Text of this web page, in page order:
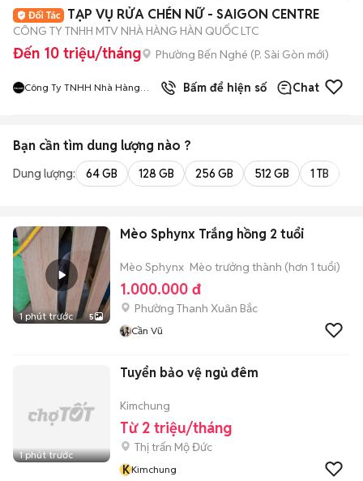
TẠP VỤ RỬA CHÉN NỮ - SAIGON CENTRE
CÔNG TY TNHH MTV NHÀ HÀNG HÀN QUỐC LTC
Đến 10 triệu/tháng Phường Bến Nghé (P. Sài Gòn mới)
Công Ty TNHH Nhà Hàng
9đã bán
Bấm để hiện số Chat
Bạn cần tìm dung lượng nào ?
Dung lượng: 64 GB 128 GB 256 GB 512 GB 1 TB
1 phút trước 5
Mèo Sphynx Trắng hồng 2 tuổi
Mèo Sphynx Mèo trưởng thành (hơn 1 tuổi)
1.000.000 đ
Phường Thanh Xuân Bắc
Cần Vũ
1 phút trước
Tuyển bảo vệ ngủ đêm
Kimchung
Từ 2 triệu/tháng
Thị trấn Mộ Đức
KKimchung